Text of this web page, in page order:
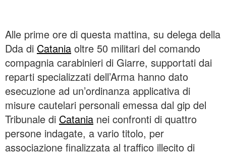
Alle prime ore di questa mattina, su delega della
Dda di Catania oltre 50 militari del comando
compagnia carabinieri di Giarre, supportati dai
reparti specializzati dell’Arma hanno dato
esecuzione ad un’ordinanza applicativa di
misure cautelari personali emessa dal gip del
Tribunale di Catania nei confronti di quattro
persone indagate, a vario titolo, per
associazione finalizzata al traffico illecito di